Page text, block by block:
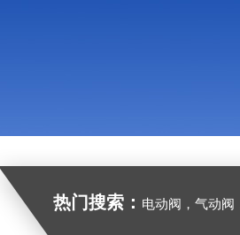
热门搜索： 电动阀，气动阀